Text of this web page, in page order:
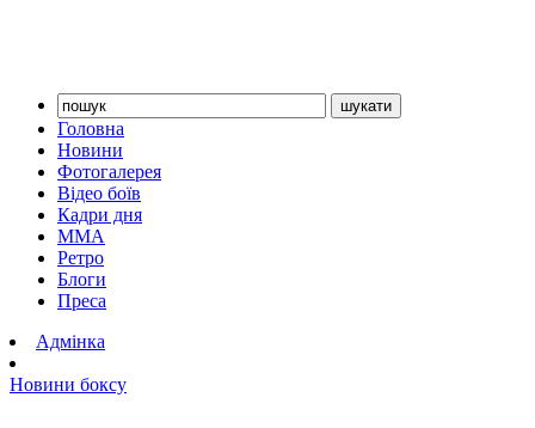
Головна
Новини
Фотогалерея
Відео боїв
Кадри дня
ММА
Ретро
Блоги
Преса
Адмінка
Новини боксу